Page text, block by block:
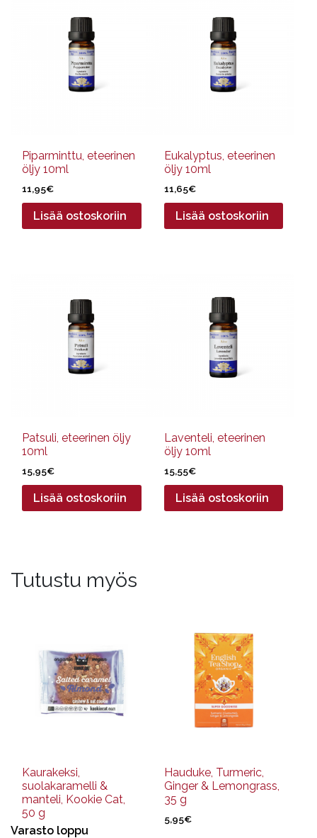
Piparminttu, eteerinen
öljy 10ml
11,95€
Lisää ostoskoriin
Eukalyptus, eteerinen
öljy 10ml
11,65€
Lisää ostoskoriin
Patsuli, eteerinen öljy
10ml
15,95€
Lisää ostoskoriin
Laventeli, eteerinen
öljy 10ml
15,55€
Lisää ostoskoriin
Tutustu myös
Kaurakeksi,
suolakaramelli &
manteli, Kookie Cat,
50 g
Varasto loppu
Hauduke, Turmeric,
Ginger & Lemongrass,
35 g
5,95€